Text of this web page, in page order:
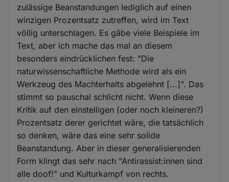
zulässige Beanstandungen lediglich auf einen
winzigen Prozentsatz zutreffen, wird im Text
völlig unterschlagen. Es gäbe viele Beispiele im
Text, aber ich mache das mal an diesem
besonders eindrücklichen fest: "Die
naturwissenschaftliche Methode wird als ein
Werkzeug des Machterhalts abgelehnt [...]". Das
stimmt so pauschal schlicht nicht. Wenn diese
Kritik auf den einstelligen (oder noch kleineren?)
Prozentsatz derer gerichtet wäre, die tatsächlich
so denken, wäre das eine sehr solide
Beanstandung. Aber in dieser generalisierenden
Form klingt das sehr nach "Antirassist:innen sind
alle doof!" und Kulturkampf von rechts.